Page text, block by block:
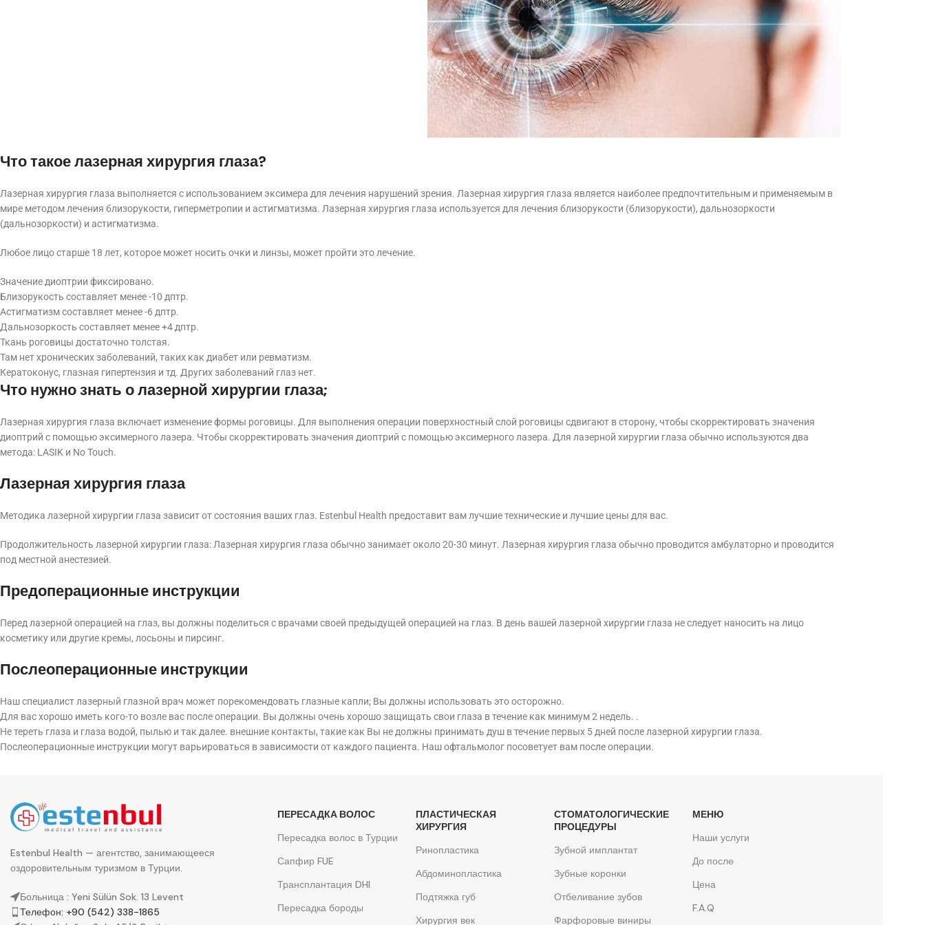
Что такое лазерная хирургия глаза?
Лазерная хирургия глаза выполняется с использованием эксимера для лечения нарушений зрения. Лазерная хирургия глаза является наиболее предпочтительным и применяемым в
мире методом лечения близорукости, гиперметропии и астигматизма. Лазерная хирургия глаза используется для лечения близорукости (близорукости), дальнозоркости
(дальнозоркости) и астигматизма.
Любое лицо старше 18 лет, которое может носить очки и линзы, может пройти это лечение.
Значение диоптрии фиксировано.
Близорукость составляет менее -10 дптр.
Астигматизм составляет менее -6 дптр.
Дальнозоркость составляет менее +4 дптр.
Ткань роговицы достаточно толстая.
Там нет хронических заболеваний, таких как диабет или ревматизм.
Кератоконус, глазная гипертензия и тд. Других заболеваний глаз нет.
Что нужно знать о лазерной хирургии глаза;
Лазерная хирургия глаза включает изменение формы роговицы. Для выполнения операции поверхностный слой роговицы сдвигают в сторону, чтобы скорректировать значения
диоптрий с помощью эксимерного лазера. Чтобы скорректировать значения диоптрий с помощью эксимерного лазера. Для лазерной хирургии глаза обычно используются два
метода: LASIK и No Touch.
Лазерная хирургия глаза
Методика лазерной хирургии глаза зависит от состояния ваших глаз. Estenbul Health предоставит вам лучшие технические и лучшие цены для вас.
Продолжительность лазерной хирургии глаза: Лазерная хирургия глаза обычно занимает около 20-30 минут. Лазерная хирургия глаза обычно проводится амбулаторно и проводится
под местной анестезией.
Предоперационные инструкции
Перед лазерной операцией на глаз, вы должны поделиться с врачами своей предыдущей операцией на глаз. В день вашей лазерной хирургии глаза не следует наносить на лицо
косметику или другие кремы, лосьоны и пирсинг.
Послеоперационные инструкции
Наш специалист лазерный глазной врач может порекомендовать глазные капли; Вы должны использовать это осторожно.
Для вас хорошо иметь кого-то возле вас после операции. Вы должны очень хорошо защищать свои глаза в течение как минимум 2 недель. .
Не тереть глаза и глаза водой, пылью и так далее. внешние контакты, такие как Вы не должны принимать душ в течение первых 5 дней после лазерной хирургии глаза.
Послеоперационные инструкции могут варьироваться в зависимости от каждого пациента. Наш офтальмолог посоветует вам после операции.
Estenbul Health — агентство, занимающееся
оздоровительным туризмом в Турции.
Больница : Yeni Sülün Sok. 13 Levent
Телефон: +90 (542) 338-1865
ПЕРЕСАДКА ВОЛОС
Пересадка волос в Турции
Сапфир FUE
Трансплантация DHI
Пересадка бороды
ПЛАСТИЧЕСКАЯ
ХИРУРГИЯ
Ринопластика
Абдоминопластика
Подтяжка губ
Хирургия век
СТОМАТОЛОГИЧЕСКИЕ
ПРОЦЕДУРЫ
Зубной имплантат
Зубные коронки
Отбеливание зубов
Фарфоровые виниры
МЕНЮ
Наши услуги
До после
Цена
F.A.Q